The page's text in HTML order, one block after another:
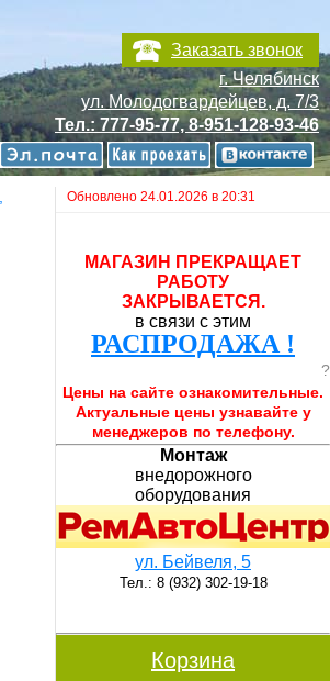
Заказать звонок
г. Челябинск
ул. Молодогвардейцев, д. 7/3
Тел.: 777-95-77, 8-951-128-93-46
Обновлено 24.01.2026 в 20:31
МАГАЗИН ПРЕКРАЩАЕТ
РАБОТУ
ЗАКРЫВАЕТСЯ.
в связи с этим
РАСПРОДАЖА !
?
Цены на сайте ознакомительные.
Актуальные цены узнавайте у
менеджеров по телефону.
Монтаж
внедорожного
оборудования
ул. Бейвеля, 5
Тел.: 8 (932) 302-19-18
Корзина